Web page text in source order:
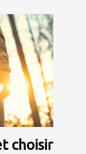
choisir